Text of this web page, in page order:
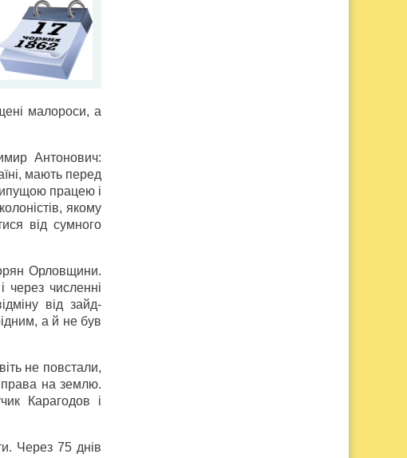
малороси, а
Антонович:
мають перед
працею і
якому
від сумного
Орловщини.
через численні
від зайд-
а й не був
не повстали,
права на землю.
Карагодов і
Через 75 днів